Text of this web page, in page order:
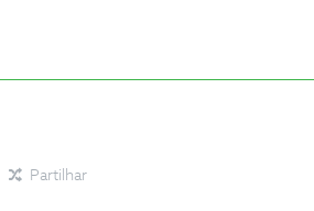
Partilhar